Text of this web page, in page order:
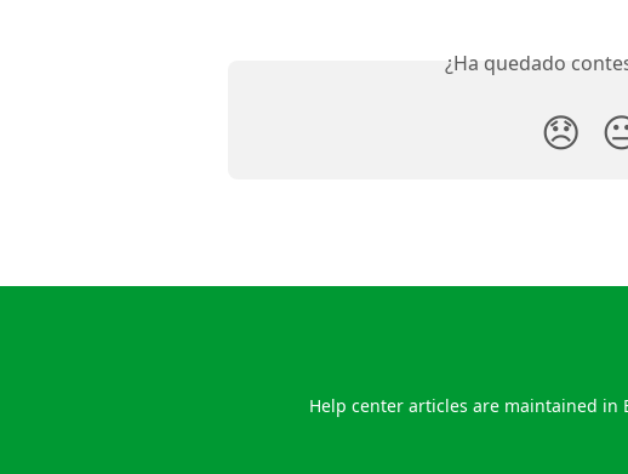
¿Ha quedado
😞
Help center articles are maintained